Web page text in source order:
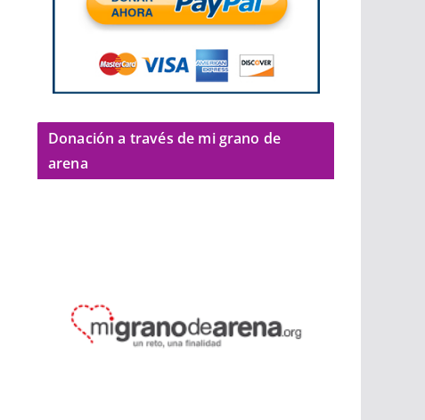
Donación a través de mi grano de
arena